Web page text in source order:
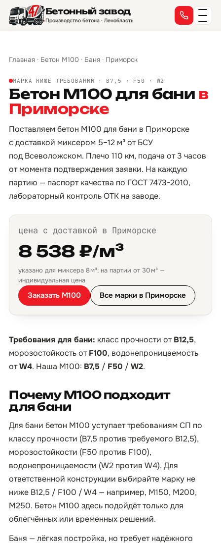
Бетонный завод
Производство бетона · Ленобласть
Главная · Бетон М100 · Баня · Приморск
МАРКА НИЖЕ ТРЕБОВАНИЙ · B7,5 · F50 · W2
Бетон М100 для бани в
Приморске
Поставляем бетон М100 для бани в Приморске
с доставкой миксером 5–12 м³ от БСУ
под Всеволожском. Плечо 110 км, подача от 3 часов
от момента подтверждения заявки. На каждую
партию — паспорт качества по ГОСТ 7473-2010,
лабораторный контроль ОТК на заводе.
цена с доставкой в Приморске
8 538 ₽/м³
указано для миксера 8 м³; на партии от 30 м³ —
индивидуальная цена
Заказать М100 Все марки в Приморске
Требования для бани: класс прочности отB12,5,
морозостойкость отF100, водонепроницаемость
отW4. Наша М100: B7,5 / F50 / W2.
Почему М100 подходит
для бани
Для бани бетон М100 уступает требованиям СП по
классу прочности (B7,5 против требуемого B12,5),
морозостойкости (F50 против F100),
водонепроницаемости (W2 против W4). Для
ответственной конструкции выбирайте марку не
ниже B12,5 / F100 / W4 — например, М150, М200,
М250. Бетон М100 здесь подойдёт только для
облегчённых или временных решений.
Баня — лёгкая постройка, но требует надёжного